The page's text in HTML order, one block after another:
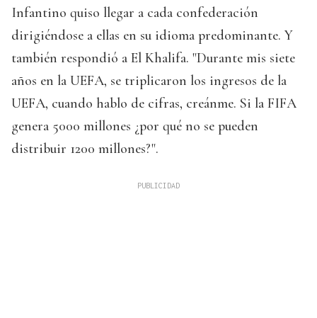
Infantino quiso llegar a cada confederación
dirigiéndose a ellas en su idioma predominante. Y
también respondió a El Khalifa. "Durante mis siete
años en la UEFA, se triplicaron los ingresos de la
UEFA, cuando hablo de cifras, creánme. Si la FIFA
genera 5000 millones ¿por qué no se pueden
distribuir 1200 millones?".